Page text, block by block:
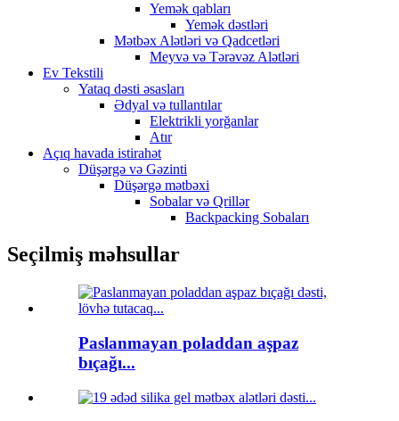
Yemək qabları
Yemək dəstləri
Mətbəx Alətləri və Qadcetləri
Meyvə və Tərəvəz Alətləri
Ev Tekstili
Yataq dəsti əsasları
Ədyal və tullantılar
Elektrikli yorğanlar
Atır
Açıq havada istirahət
Düşərgə və Gəzinti
Düşərgə mətbəxi
Sobalar və Qrillər
Backpacking Sobaları
Seçilmiş məhsullar
Paslanmayan poladdan aşpaz
bıçağı...